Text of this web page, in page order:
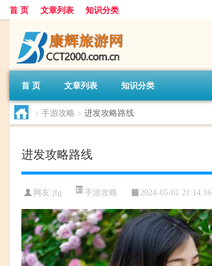
首 页 文章列表 知识分类
首 页 文章列表 知识分类
> 手游攻略 > 进发攻略路线
进发攻略路线
网友:jfg 手游攻略 2024-05-01 21:14:16